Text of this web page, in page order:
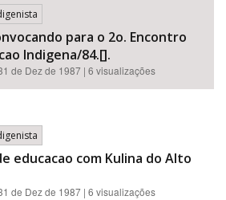
para o 2o. Encontro
Indigena/84.[].
de Dez de 1987 | 6 visualizações
educacao com Kulina do Alto
de Dez de 1987 | 6 visualizações